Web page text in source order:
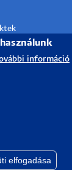
információ
elfogadása